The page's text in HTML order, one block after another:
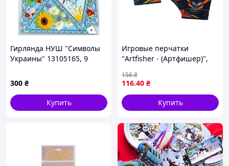
Гирлянда НУШ "Символы
Украины" 13105165, 9
300 ₴
Купить
Игровые перчатки
"Artfisher - (Артфишер)",
116.40 ₴
156₴
Купить